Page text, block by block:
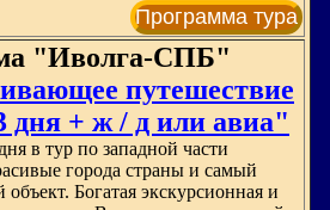
Программа тура
"Иволга-СПБ"
путешествие
дня + ж / д или авиа"
в тур по западной части
города страны и самый
Богатая экскурсионная и